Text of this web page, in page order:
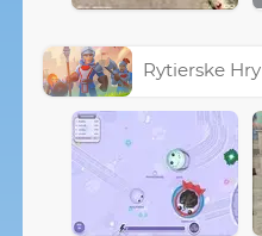
Rytierske Hry